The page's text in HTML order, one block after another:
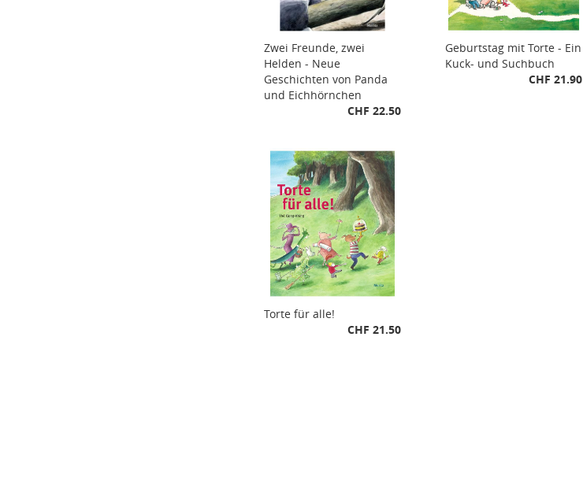
Zwei Freunde, zwei
Helden - Neue
Geschichten von Panda
und Eichhörnchen
CHF 22.50
Geburtstag mit Torte - Ein
Kuck- und Suchbuch
CHF 21.90
Torte für alle!
CHF 21.50